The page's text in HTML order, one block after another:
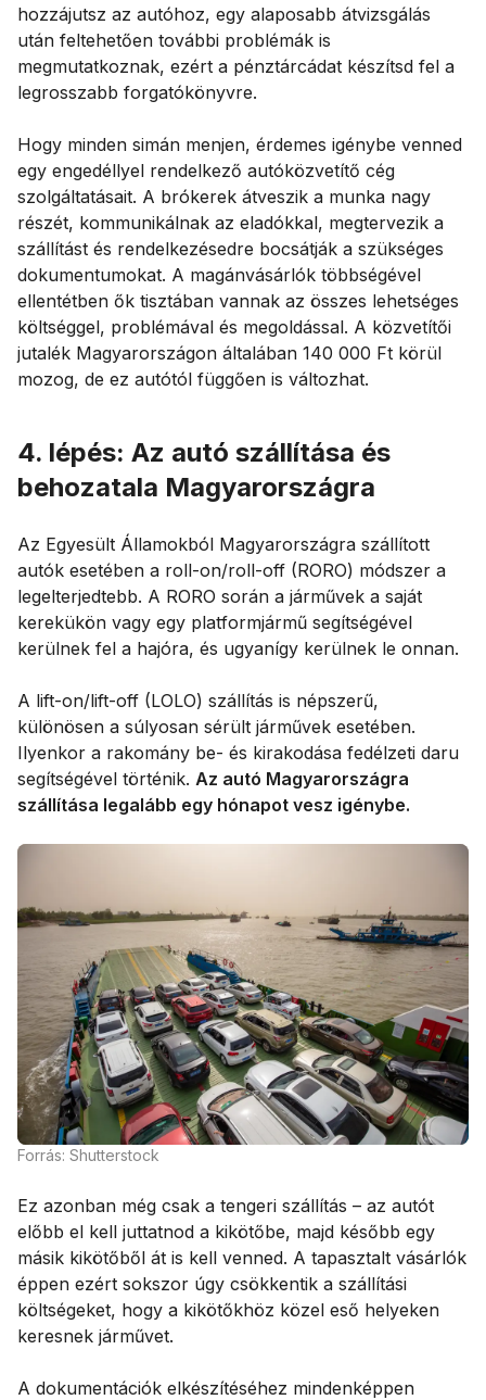
hozzájutsz az autóhoz, egy alaposabb átvizsgálás
után feltehetően további problémák is
megmutatkoznak, ezért a pénztárcádat készítsd fel a
legrosszabb forgatókönyvre.
Hogy minden simán menjen, érdemes igénybe venned
egy engedéllyel rendelkező autóközvetítő cég
szolgáltatásait. A brókerek átveszik a munka nagy
részét, kommunikálnak az eladókkal, megtervezik a
szállítást és rendelkezésedre bocsátják a szükséges
dokumentumokat. A magánvásárlók többségével
ellentétben ők tisztában vannak az összes lehetséges
költséggel, problémával és megoldással. A közvetítői
jutalék Magyarországon általában 140 000 Ft körül
mozog, de ez autótól függően is változhat.
4. lépés: Az autó szállítása és
behozatala Magyarországra
Az Egyesült Államokból Magyarországra szállított
autók esetében a roll-on/roll-off (RORO) módszer a
legelterjedtebb. A RORO során a járművek a saját
kerekükön vagy egy platformjármű segítségével
kerülnek fel a hajóra, és ugyanígy kerülnek le onnan.
A lift-on/lift-off (LOLO) szállítás is népszerű,
különösen a súlyosan sérült járművek esetében.
Ilyenkor a rakomány be- és kirakodása fedélzeti daru
segítségével történik. Az autó Magyarországra
szállítása legalább egy hónapot vesz igénybe.
Forrás: Shutterstock
Ez azonban még csak a tengeri szállítás – az autót
előbb el kell juttatnod a kikötőbe, majd később egy
másik kikötőből át is kell venned. A tapasztalt vásárlók
éppen ezért sokszor úgy csökkentik a szállítási
költségeket, hogy a kikötőkhöz közel eső helyeken
keresnek járművet.
A dokumentációk elkészítéséhez mindenképpen